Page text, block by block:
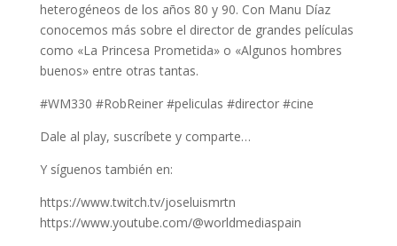
heterogéneos de los años 80 y 90. Con Manu Díaz
conocemos más sobre el director de grandes películas
como «La Princesa Prometida» o «Algunos hombres
buenos» entre otras tantas.
#WM330 #RobReiner #peliculas #director #cine
Dale al play, suscríbete y comparte…
Y síguenos también en:
https://www.twitch.tv/joseluismrtn
https://www.youtube.com/@worldmediaspain